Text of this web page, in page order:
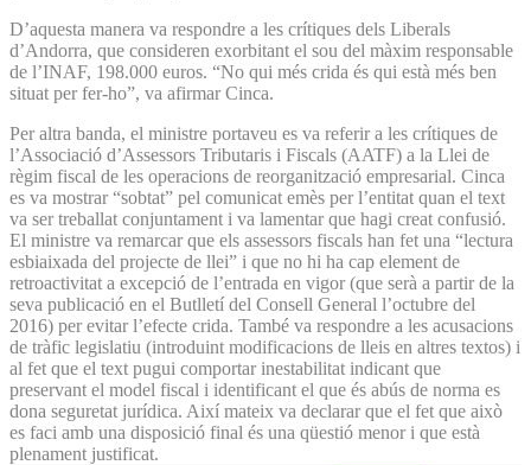
D’aquesta manera va respondre a les crítiques dels Liberals
d’Andorra, que consideren exorbitant el sou del màxim responsable
de l’INAF, 198.000 euros. “No qui més crida és qui està més ben
situat per fer-ho”, va afirmar Cinca.
Per altra banda, el ministre portaveu es va referir a les crítiques de
l’Associació d’Assessors Tributaris i Fiscals (AATF) a la Llei de
règim fiscal de les operacions de reorganització empresarial. Cinca
es va mostrar “sobtat” pel comunicat emès per l’entitat quan el text
va ser treballat conjuntament i va lamentar que hagi creat confusió.
El ministre va remarcar que els assessors fiscals han fet una “lectura
esbiaixada del projecte de llei” i que no hi ha cap element de
retroactivitat a excepció de l’entrada en vigor (que serà a partir de la
seva publicació en el Butlletí del Consell General l’octubre del
2016) per evitar l’efecte crida. També va respondre a les acusacions
de tràfic legislatiu (introduint modificacions de lleis en altres textos) i
al fet que el text pugui comportar inestabilitat indicant que
preservant el model fiscal i identificant el que és abús de norma es
dona seguretat jurídica. Així mateix va declarar que el fet que això
es faci amb una disposició final és una qüestió menor i que està
plenament justificat.